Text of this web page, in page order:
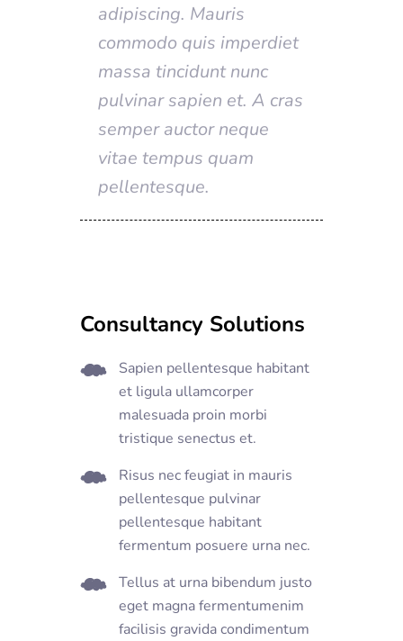
adipiscing. Mauris
commodo quis imperdiet
massa tincidunt nunc
pulvinar sapien et. A cras
semper auctor neque
vitae tempus quam
pellentesque.
Consultancy Solutions
Sapien pellentesque habitant
et ligula ullamcorper
malesuada proin morbi
tristique senectus et.
Risus nec feugiat in mauris
pellentesque pulvinar
pellentesque habitant
fermentum posuere urna nec.
Tellus at urna bibendum justo
eget magna fermentumenim
facilisis gravida condimentum